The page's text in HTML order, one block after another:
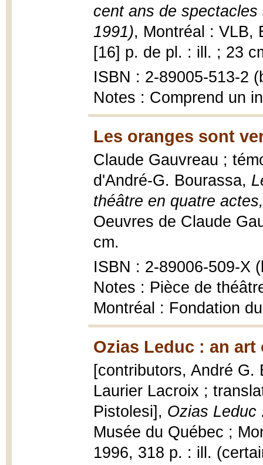
cent ans de
1991), Montréal : VLB,
[16] p. de pl. : ill. ; 23
ISBN : 2-89005-513-2
Notes : Comprend un
Les oranges sont
Claude Gauvreau ;
d'André-G. Bourassa,
théâtre en quatre
Oeuvres de Claude
cm.
ISBN : 2-89006-509-X
Notes : Pièce de
Montréal : Fondation
Ozias Leduc : an art
[contributors, André
Laurier Lacroix ;
Pistolesi], Ozias Leduc
Musée du Québec ;
1996, 318 p. : ill.